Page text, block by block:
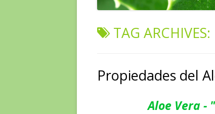
TAG ARCHIVES:
Propiedades del
Aloe Vera -